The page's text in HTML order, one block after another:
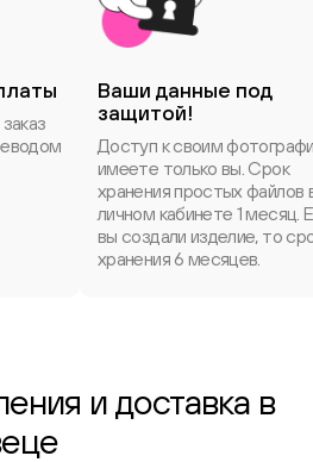
Ваши данные под
защитой!
Доступ к своим
имеете только вы. Срок
хранения простых файлов
личном кабинете 1 месяц.
вы создали изделие, то
хранения 6 месяцев.
и доставка в